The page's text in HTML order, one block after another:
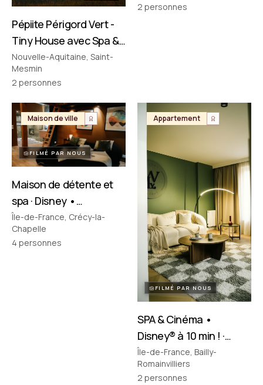
Pépiite Périgord Vert -
Tiny House avec Spa &
Bain Nordique en
Dordogne
Nouvelle-Aquitaine, Saint-
Mesmin
2 personnes
2 personnes
Maison de ville
FILMÉ PAR NOUS
Maison de détente et
spa · Disney •
Crécy‑la‑Chapelle
Île-de-France, Crécy-la-
Chapelle
4 personnes
Appartement
FILMÉ PAR NOUS
SPA & Cinéma •
Disney® à 10 min ! ·
Bailly-Romainvilliers
Île-de-France, Bailly-
Romainvilliers
2 personnes